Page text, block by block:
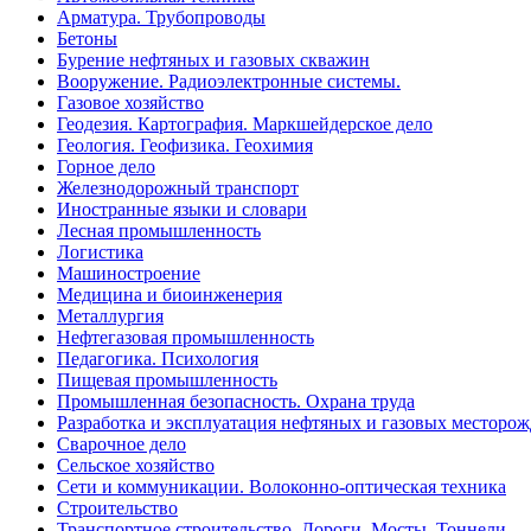
Арматура. Трубопроводы
Бетоны
Бурение нефтяных и газовых скважин
Вооружение. Радиоэлектронные системы.
Газовое хозяйство
Геодезия. Картография. Маркшейдерское дело
Геология. Геофизика. Геохимия
Горное дело
Железнодорожный транспорт
Иностранные языки и словари
Лесная промышленность
Логистика
Машиностроение
Медицина и биоинженерия
Металлургия
Нефтегазовая промышленность
Педагогика. Психология
Пищевая промышленность
Промышленная безопасность. Охрана труда
Разработка и эксплуатация нефтяных и газовых
Сварочное дело
Сельское хозяйство
Сети и коммуникации. Волоконно-оптическая техника
Строительство